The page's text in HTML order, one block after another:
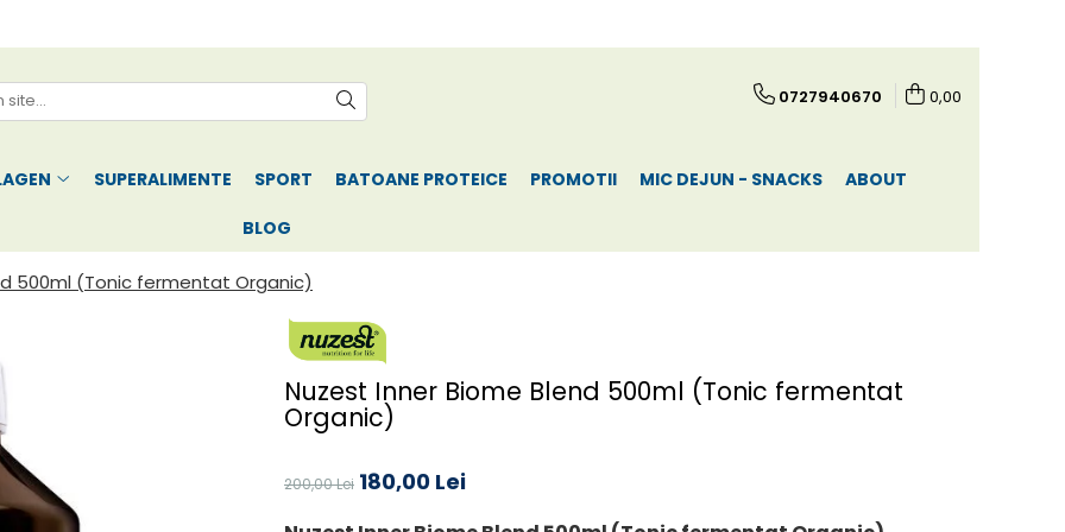
0727940670 0,00
SUPERALIMENTE SPORT BATOANE PROTEICE PROMOTII MIC DEJUN - SNACKS ABOUT
BLOG
500ml (Tonic fermentat Organic)
Nuzest Inner Biome Blend 500ml (Tonic fermentat
Organic)
200,00 Lei 180,00 Lei